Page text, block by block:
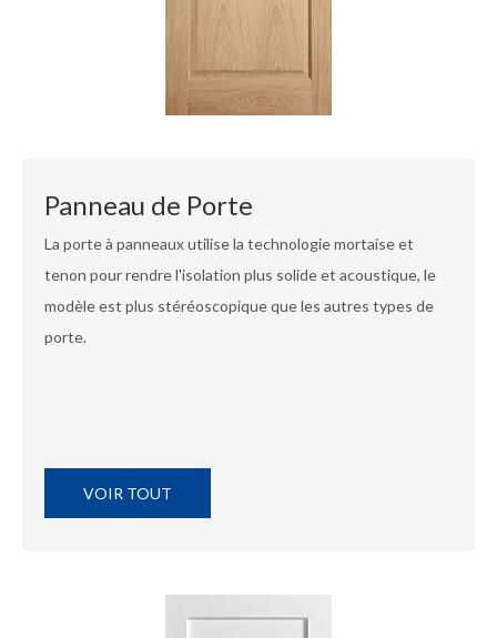
Panneau de Porte
La porte à panneaux utilise la technologie mortaise et
tenon pour rendre l'isolation plus solide et acoustique, le
modèle est plus stéréoscopique que les autres types de
porte.
VOIR TOUT